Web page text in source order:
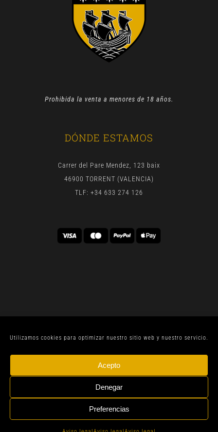
Utilizamos cookies para optimizar nuestro sitio web y nuestro servicio.
Acepto
Denegar
Preferencias
Prohibida la venta a menores de 18 años.
DÓNDE ESTAMOS
Carrer del Pare Mendez, 123 baix
46900 TORRENT (VALENCIA)
TLF: +34 633 274 126
LOS DERECHOS RESERVADOS | BY
InstagramWhatsapp